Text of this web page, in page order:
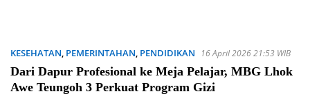
KESEHATAN, PEMERINTAHAN, PENDIDIKAN 16 April 2026 21:53 WIB
Dari Dapur Profesional ke Meja Pelajar, MBG Lhok
Awe Teungoh 3 Perkuat Program Gizi